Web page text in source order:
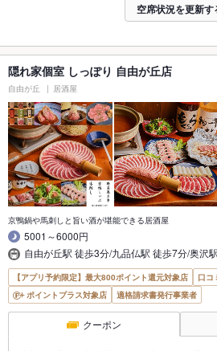
空席状況を更新す
隠れ家個室 しっぽり 自由が丘店
自由が丘 居酒屋
京鴨鍋や馬刺しと旨い酒が堪能できる居酒屋
5001～6000円
自由が丘駅 徒歩3分/九品仏駅 徒歩7分/奥沢
【アプリ予約限定】最大800ポイント還元対象店
口コ
ポイントプラス対象店
適格請求書発行事業者
クーポン